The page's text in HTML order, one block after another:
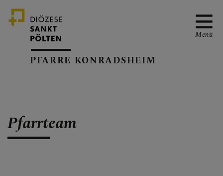
GOTTESDIENSTORDNUN
PFARRE KONRADSHEIM
Menü
Pfarrteam